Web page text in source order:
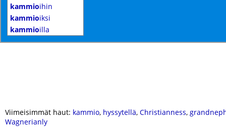
kammioihin
kammioiksi
kammioilla
Viimeisimmät haut: kammio, hyssytellä, Christianness,
Wagnerianly